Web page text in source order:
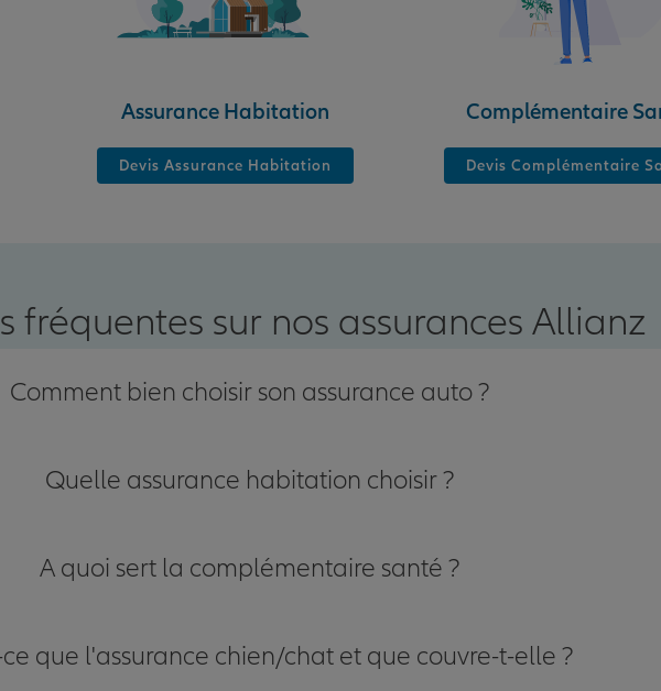
Assurance Habitation
Devis Assurance Habitation
Complémentaire
Devis Complémentaire
fréquentes sur nos assurances Allianz
Comment bien choisir son assurance auto ?
Quelle assurance habitation choisir ?
A quoi sert la complémentaire santé ?
que l'assurance chien/chat et que couvre-t-elle ?